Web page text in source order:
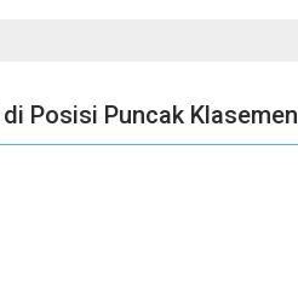
Posisi Puncak Klasemen